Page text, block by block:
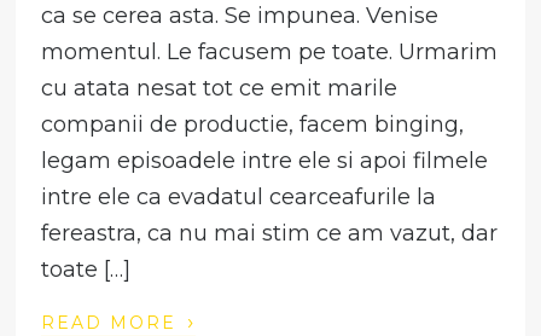
ca se cerea asta. Se impunea. Venise
momentul. Le facusem pe toate. Urmarim
cu atata nesat tot ce emit marile
companii de productie, facem binging,
legam episoadele intre ele si apoi filmele
intre ele ca evadatul cearceafurile la
fereastra, ca nu mai stim ce am vazut, dar
toate […]
READ MORE ›